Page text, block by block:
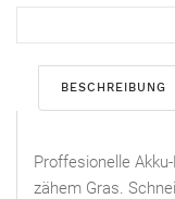
BESCHREIBUNG
Proffesionelle
zähem Gras.